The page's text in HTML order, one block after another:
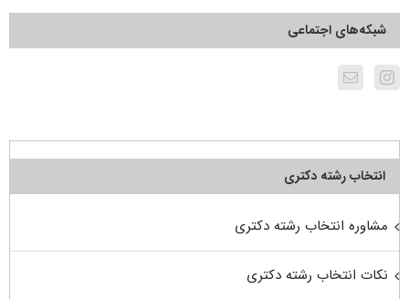
شبکه‌های اجتماعی
انتخاب رشته دکتری
مشاوره انتخاب رشته دکتری
نکات انتخاب رشته دکتری